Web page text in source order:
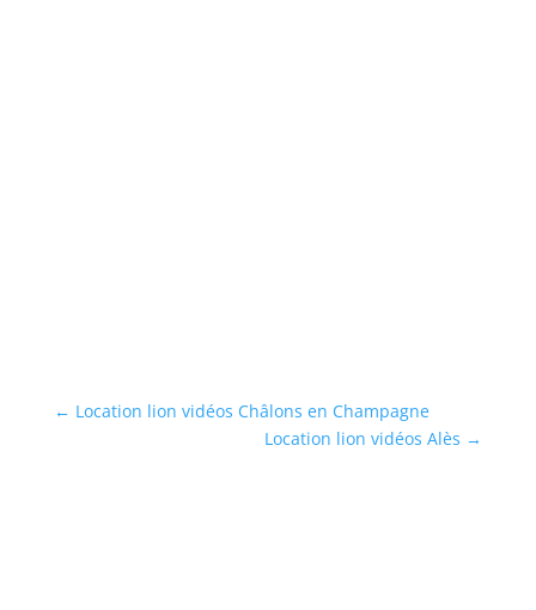
← Location lion vidéos Châlons en Champagne
Location lion vidéos Alès →